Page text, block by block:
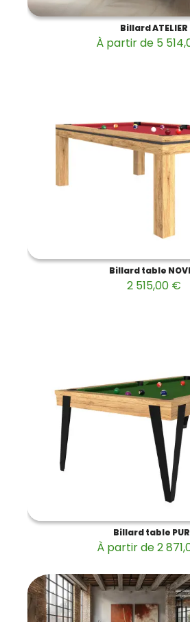
Billard ATELIER
À partir de 5
Billard table
2 515,00 €
Billard table
À partir de 2